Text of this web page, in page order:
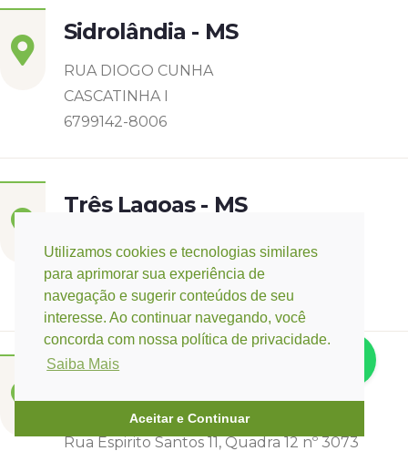
Utilizamos cookies e tecnologias similares
para aprimorar sua experiência de
navegação e sugerir conteúdos de seu
interesse. Ao continuar navegando, você
concorda com nossa política de privacidade.
Saiba Mais
Aceitar e Continuar
Sidrolândia - MS
RUA DIOGO CUNHA
CASCATINHA I
6799142-8006
Três Lagoas - MS
Rua Eurídice Chagas Cruz, 2675
Centro
(67) 9 9249-5406
Campo Verde - MT
Rondonópolis - MT
Rua Espirito Santos 11, Quadra 12 nº 3073